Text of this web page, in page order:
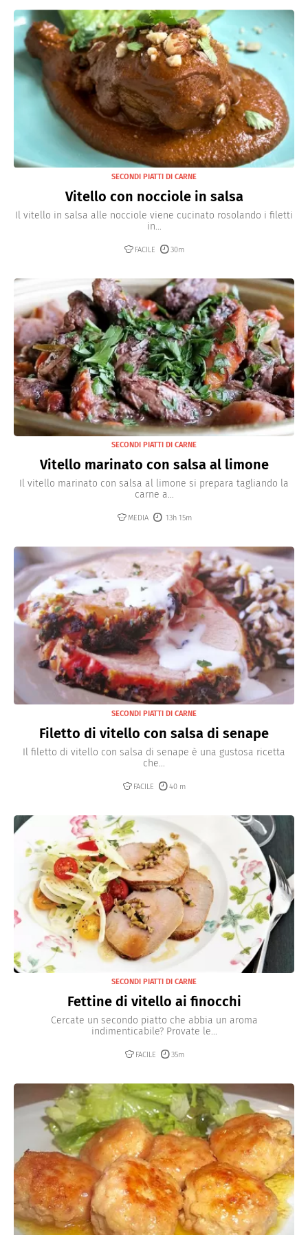
bilanciare il gusto, potete aggiungere alla salsa verde
un altro pezzetto di pane raffermo ammollato in sola
acqua (senza aceto) e frullare brevemente a impulsi
per diluire l'intensità.
SECONDI PIATTI DI CARNE
Vitello con nocciole in salsa
Il vitello in salsa alle nocciole viene cucinato rosolando i filetti
in...
FACILE 30m
SECONDI PIATTI DI CARNE
Vitello marinato con salsa al limone
Il vitello marinato con salsa al limone si prepara tagliando la
carne a...
MEDIA 13h 15m
SECONDI PIATTI DI CARNE
Filetto di vitello con salsa di senape
Il filetto di vitello con salsa di senape è una gustosa ricetta
che...
FACILE 40 m
SECONDI PIATTI DI CARNE
Fettine di vitello ai finocchi
Cercate un secondo piatto che abbia un aroma
indimenticabile? Provate le...
FACILE 35m